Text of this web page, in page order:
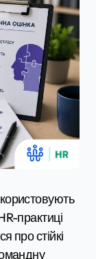
практиці
про стійкі